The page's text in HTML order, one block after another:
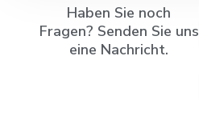
Haben Sie noch
Fragen? Senden Sie uns
eine Nachricht.